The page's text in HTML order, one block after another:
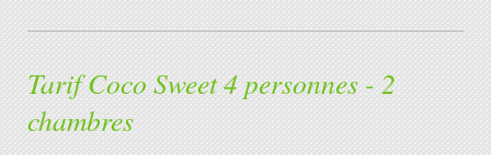
Tarif Coco Sweet 4 personnes - 2
chambres